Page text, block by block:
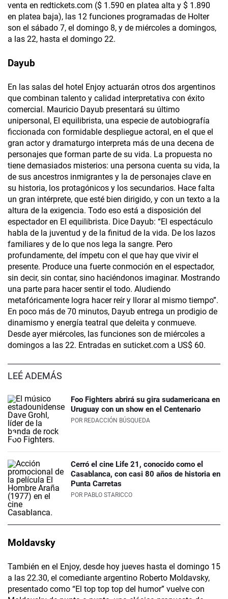
venta en redtickets.com ($ 1.590 en platea alta y $ 1.890
en platea baja), las 12 funciones programadas de Holter
son el sábado 7, el domingo 8, y de miércoles a domingos,
a las 22, hasta el domingo 22.
Dayub
En las salas del hotel Enjoy actuarán otros dos argentinos
que combinan talento y calidad interpretativa con éxito
comercial. Mauricio Dayub presentará su último
unipersonal, El equilibrista, una especie de autobiografía
ficcionada con formidable despliegue actoral, en el que el
gran actor y dramaturgo interpreta más de una decena de
personajes que forman parte de su vida. La propuesta no
tiene demasiados misterios: una persona cuenta su vida, la
de sus ancestros inmigrantes y la de personajes clave en
su historia, los protagónicos y los secundarios. Hace falta
un gran intérprete, que esté bien dirigido, y con un texto a la
altura de la exigencia. Todo eso está a disposición del
espectador en El equilibrista. Dice Dayub: “El espectáculo
habla de la juventud y de la finitud de la vida. De los lazos
familiares y de lo que nos lega la sangre. Pero
profundamente, del ímpetu con el que hay que vivir el
presente. Produce una fuerte conmoción en el espectador,
sin decir, sin contar, sino haciéndonos imaginar. Mostrando
una parte para hacer sentir el todo. Aludiendo
metafóricamente logra hacer reír y llorar al mismo tiempo”.
En poco más de 70 minutos, Dayub entrega un prodigio de
dinamismo y energía teatral que deleita y conmueve.
Desde ayer miércoles, las funciones son de miércoles a
domingos a las 22. Entradas en suticket.com a US$ 60.
LEÉ ADEMÁS
Foo Fighters abrirá su gira sudamericana en
Uruguay con un show en el Centenario
POR REDACCIÓN BÚSQUEDA
Cerró el cine Life 21, conocido como el
Casablanca, con casi 80 años de historia en
Punta Carretas
POR PABLO STARICCO
Moldavsky
También en el Enjoy, desde hoy jueves hasta el domingo 15
a las 22.30, el comediante argentino Roberto Moldavsky,
presentado como “El top top top del humor” vuelve con